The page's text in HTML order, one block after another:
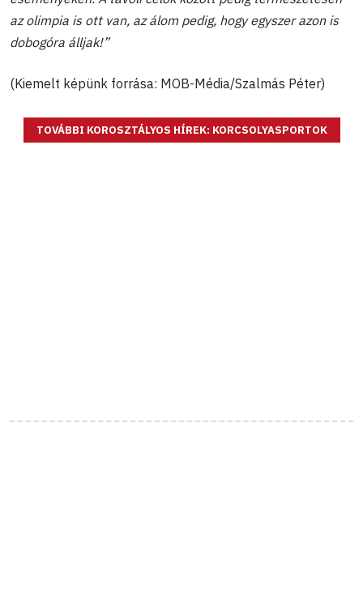
az olimpia is ott van, az álom pedig, hogy egyszer azon is
dobogóra álljak!”
(Kiemelt képünk forrása: MOB-Média/Szalmás Péter)
TOVÁBBI KOROSZTÁLYOS HÍREK: KORCSOLYASPORTOK